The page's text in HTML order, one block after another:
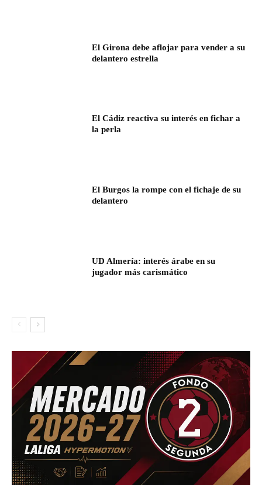
El Girona debe aflojar para vender a su
delantero estrella
El Cádiz reactiva su interés en fichar a
la perla
El Burgos la rompe con el fichaje de su
delantero
UD Almería: interés árabe en su
jugador más carismático